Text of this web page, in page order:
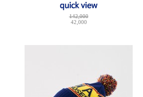
142,000
42,000